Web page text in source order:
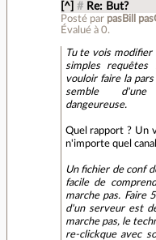
[^] # Re: But?
Posté par pasBill
Évalué à 0.
Tu te vois modifier
simples
vouloir faire la
semble
dangeureuse.
Quel rapport ? Un
n'importe quel
Un fichier de conf
facile de
marche pas. Faire
d'un serveur est
marche pas, le
re-clickque avec